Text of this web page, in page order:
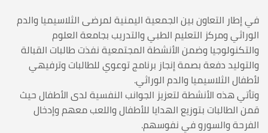
في إطار التعاون بين الجمعية اليمنية لمرضى الثلاسيميا والدم
الوراثي ومركز التعليم الطبي والتدريب بجامعة العلوم
والتكنولوجيا وضمن الأنشطة المجتمعية نفذت طالبات القبالة
والتوليد دفعة بصمة إنجاز برنامج توعوي للطالبات وترفيهي
لأطفال الثلاسيميا والدم الوراثي.
وتأتي هذه الأنشطة لتعزيز الجوانب النفسية لدى الأطفال حيث
قمن الطالبات بتوزيع الهدايا للأطفال واللعب معهم وإدخال
الفرحة والسورو في نفوسهم.